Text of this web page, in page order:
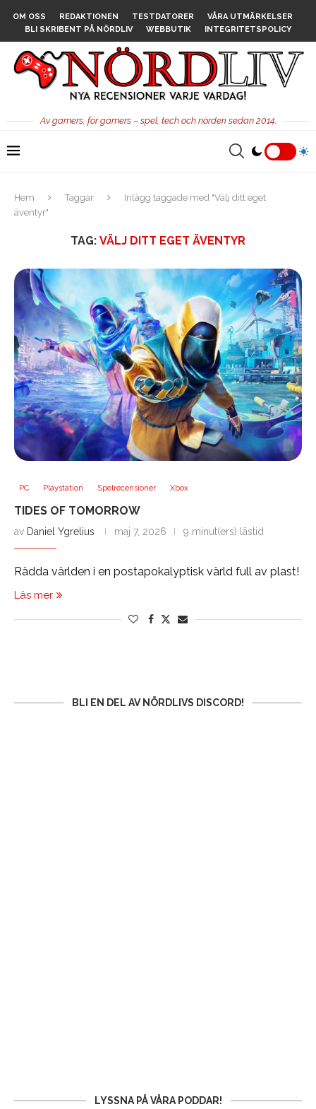
OM OSS REDAKTIONEN TESTDATORER
VÅRA UTMÄRKELSER
BLI SKRIBENT PÅ NÖRDLIV
WEBBUTIK INTEGRITETSPOLICY
Av gamers, för gamers – spel, tech och nörderi sedan 2014.
Hem Taggar
Inlägg taggade med "Välj ditt eget
äventyr"
TAG: VÄLJ DITT EGET ÄVENTYR
PC Playstation Spelrecensioner Xbox
TIDES OF TOMORROW
av Daniel Ygrelius maj 7, 2026 9 minut(ers) lästid
Rädda världen i en postapokalyptisk värld full av plast!
Läs mer
BLI EN DEL AV NÖRDLIVS DISCORD!
LYSSNA PÅ VÅRA PODDAR!